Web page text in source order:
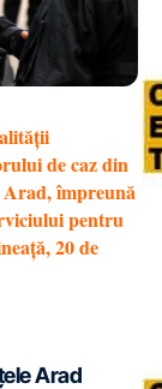
de caz din
împreună
pentru
20 de
Arad